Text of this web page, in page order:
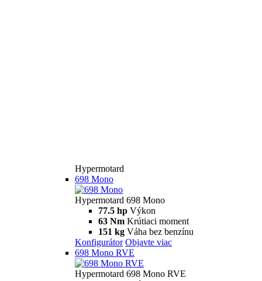
Hypermotard
698 Mono
Hypermotard 698 Mono
77.5 hp Výkon
63 Nm Krútiaci moment
151 kg Váha bez benzínu
Konfigurátor Objavte viac
698 Mono RVE
Hypermotard 698 Mono RVE